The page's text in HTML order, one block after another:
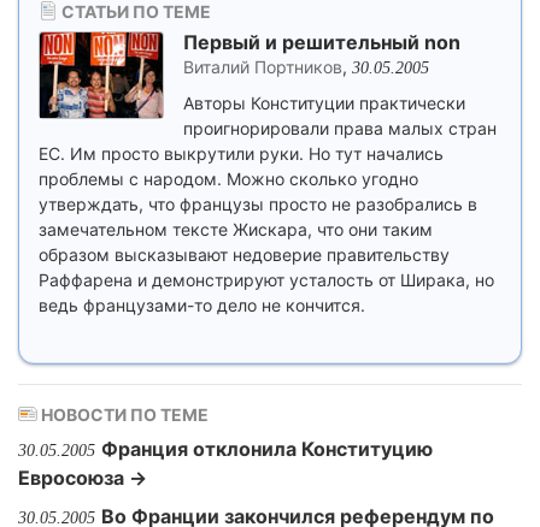
СТАТЬИ ПО ТЕМЕ
Первый и решительный non
Виталий Портников, 30.05.2005
Авторы Конституции практически
проигнорировали права малых стран
ЕС. Им просто выкрутили руки. Но тут начались
проблемы с народом. Можно сколько угодно
утверждать, что французы просто не разобрались в
замечательном тексте Жискара, что они таким
образом высказывают недоверие правительству
Раффарена и демонстрируют усталость от Ширака, но
ведь французами-то дело не кончится.
НОВОСТИ ПО ТЕМЕ
30.05.2005 Франция отклонила Конституцию
Евросоюза →
30.05.2005 Во Франции закончился референдум по